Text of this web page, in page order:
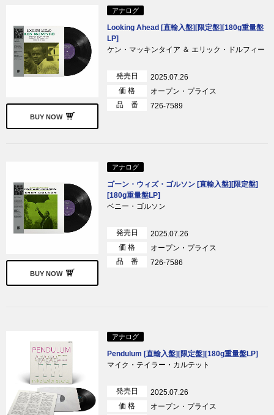
BUY NOW
アナログ
Looking Ahead [直輸入盤][限定盤][180g重量盤
LP]
ケン・マッキンタイア ＆ エリック・ドルフィー
発売日
2025.07.26
価 格
オープン・プライス
品 番
726-7589
BUY NOW
アナログ
ゴーン・ウィズ・ゴルソン [直輸入盤][限定盤]
[180g重量盤LP]
ベニー・ゴルソン
発売日
2025.07.26
価 格
オープン・プライス
品 番
726-7586
アナログ
Pendulum [直輸入盤][限定盤][180g重量盤LP]
マイク・テイラー・カルテット
発売日
2025.07.26
価 格
オープン・プライス